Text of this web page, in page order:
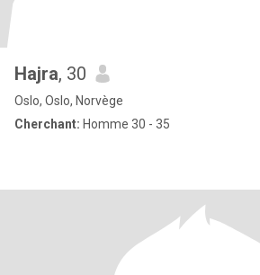
Hajra, 30
Oslo, Oslo, Norvège
Cherchant: Homme 30 - 35